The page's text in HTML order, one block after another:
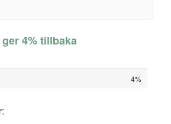
4% tillbaka
4%
: